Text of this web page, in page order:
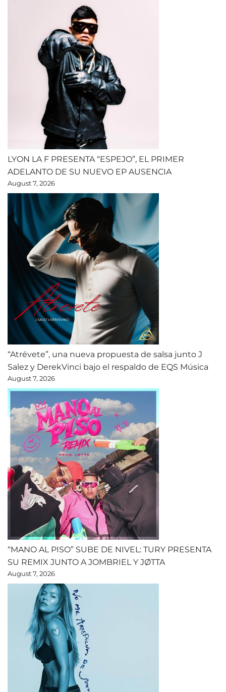
LYON LA F PRESENTA “ESPEJO”, EL PRIMER
ADELANTO DE SU NUEVO EP AUSENCIA
August 7, 2026
“Atrévete”, una nueva propuesta de salsa junto J
Salez y DerekVinci bajo el respaldo de EQS Música
August 7, 2026
“MANO AL PISO” SUBE DE NIVEL: TURY PRESENTA
SU REMIX JUNTO A JOMBRIEL Y JØTTA
August 7, 2026